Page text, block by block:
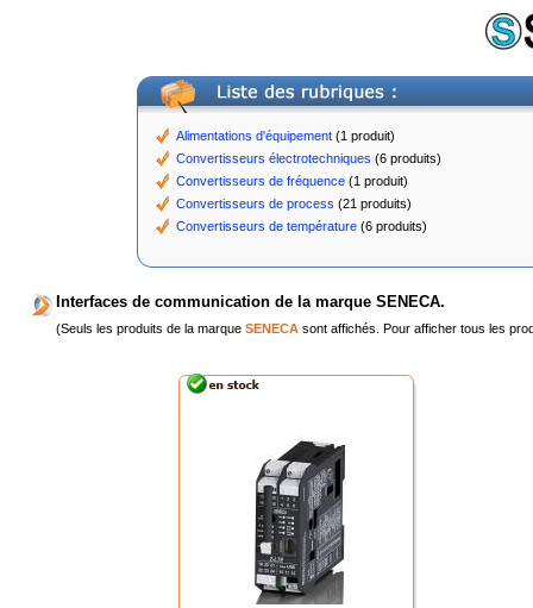
Alimentations d'équipement(1 produit)
Convertisseurs électrotechniques (6 produits)
Convertisseurs de fréquence(1 produit)
Convertisseurs de process (21 produits)
Convertisseurs de température(6 produits)
Interfaces de communication de la marque SENECA.
(Seuls les produits de la marque SENECA sont affichés. Pour afficher tous les